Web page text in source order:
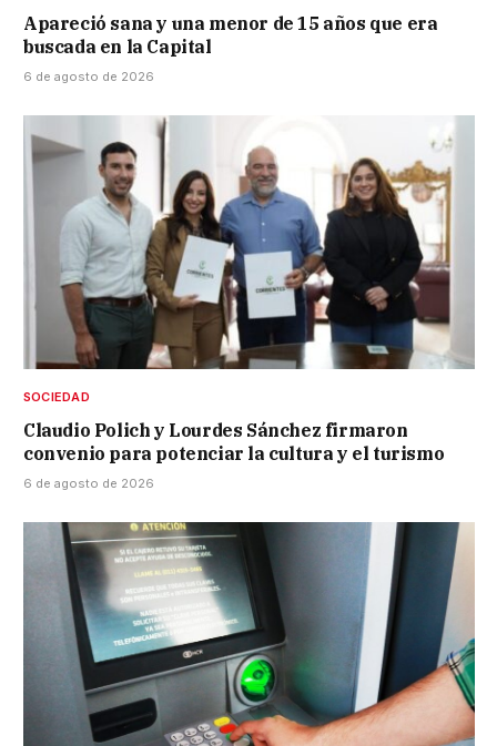
Apareció sana y una menor de 15 años que era
buscada en la Capital
6 de agosto de 2026
SOCIEDAD
Claudio Polich y Lourdes Sánchez firmaron
convenio para potenciar la cultura y el turismo
6 de agosto de 2026